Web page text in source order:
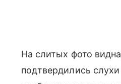
На слитых фото
подтвердились